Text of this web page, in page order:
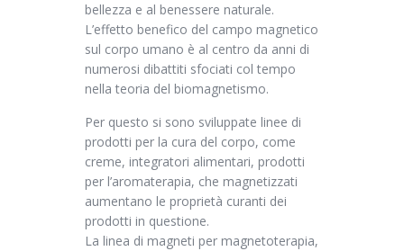
bellezza e al benessere naturale.
L’effetto benefico del campo magnetico
sul corpo umano è al centro da anni di
numerosi dibattiti sfociati col tempo
nella teoria del biomagnetismo.
Per questo si sono sviluppate linee di
prodotti per la cura del corpo, come
creme, integratori alimentari, prodotti
per l’aromaterapia, che magnetizzati
aumentano le proprietà curanti dei
prodotti in questione.
La linea di magneti per magnetoterapia,